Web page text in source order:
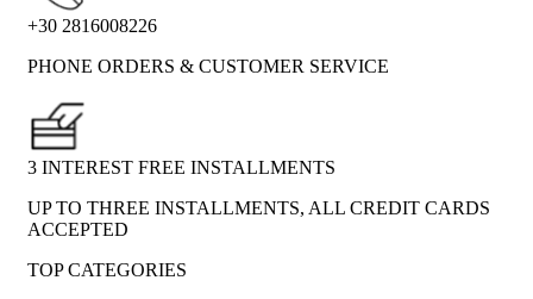
+30 2816008226
PHONE ORDERS & CUSTOMER SERVICE
3 INTEREST FREE INSTALLMENTS
UP TO THREE INSTALLMENTS, ALL CREDIT CARDS
ACCEPTED
TOP CATEGORIES